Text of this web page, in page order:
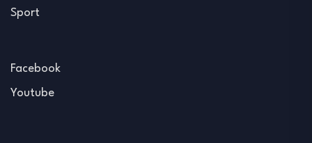
Sport
Facebook
Youtube